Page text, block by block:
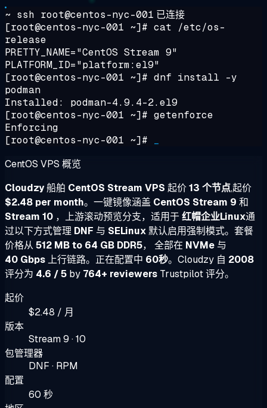
~ ssh root@centos-nyc-001 已连接
[root@centos-nyc-001 ~]# cat /etc/os-
release
PRETTY_NAME="CentOS Stream 9"
PLATFORM_ID="platform:el9"
[root@centos-nyc-001 ~]# dnf install -y
podman
Installed: podman-4.9.4-2.el9
[root@centos-nyc-001 ~]# getenforce
Enforcing
[root@centos-nyc-001 ~]#
CentOS VPS 概览
Cloudzy船舶 CentOS Stream VPS 起价13 个节点,起价
$2.48 per month。一键镜像涵盖 CentOS Stream 9 和
Stream 10 ，上游滚动预览分支，适用于红帽企业Linux通
过以下方式管理 DNF 与 SELinux 默认启用强制模式。套餐
价格从 512 MB to 64 GB DDR5， 全部在 NVMe 与
40 Gbps 上行链路。正在配置中 60秒。Cloudzy 自 2008
评分为 4.6 / 5 by 764+ reviewers Trustpilot 评分。
起价
$2.48 / 月
版本
Stream 9 · 10
包管理器
DNF · RPM
配置
60 秒